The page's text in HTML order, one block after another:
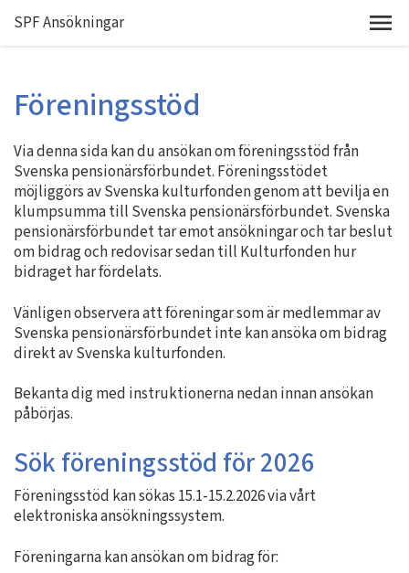
SPF Ansökningar
Föreningsstöd
Via denna sida kan du ansökan om föreningsstöd från
Svenska pensionärsförbundet. Föreningsstödet
möjliggörs av Svenska kulturfonden genom att bevilja en
klumpsumma till Svenska pensionärsförbundet. Svenska
pensionärsförbundet tar emot ansökningar och tar beslut
om bidrag och redovisar sedan till Kulturfonden hur
bidraget har fördelats.
Vänligen observera att föreningar som är medlemmar av
Svenska pensionärsförbundet inte kan ansöka om bidrag
direkt av Svenska kulturfonden.
Bekanta dig med instruktionerna nedan innan ansökan
påbörjas.
Sök föreningsstöd för 2026
Föreningsstöd kan sökas 15.1-15.2.2026 via vårt
elektroniska ansökningssystem.
Föreningarna kan ansökan om bidrag för: